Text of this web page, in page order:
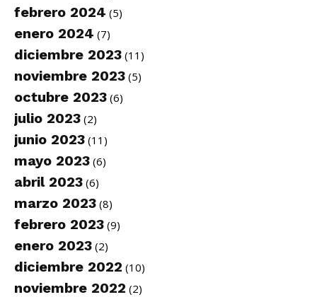
febrero 2024 (5)
enero 2024 (7)
diciembre 2023 (11)
noviembre 2023 (5)
octubre 2023 (6)
julio 2023 (2)
junio 2023 (11)
mayo 2023 (6)
abril 2023 (6)
marzo 2023 (8)
febrero 2023 (9)
enero 2023 (2)
diciembre 2022 (10)
noviembre 2022 (2)